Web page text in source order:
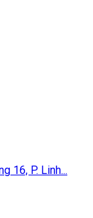
16, P. Linh...